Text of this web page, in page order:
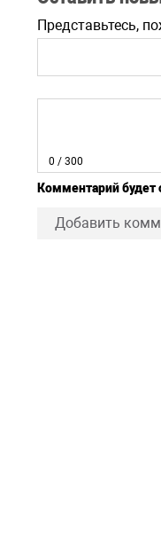
Представьтесь,
0 / 300
Комментарий будет
Добавить